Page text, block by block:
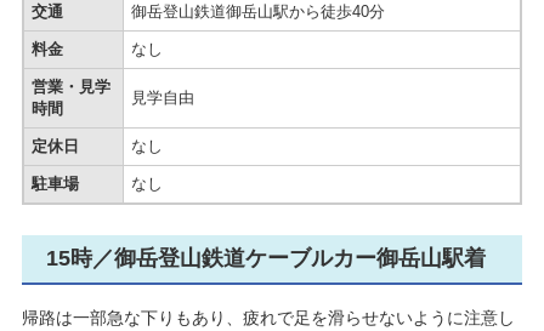
交通 御岳登山鉄道御岳山駅から徒歩40分
料金 なし
営業・見学
時間
見学自由
定休日 なし
駐車場 なし
15時／御岳登山鉄道ケーブルカー御岳山駅着
帰路は一部急な下りもあり、疲れで足を滑らせないように注意し